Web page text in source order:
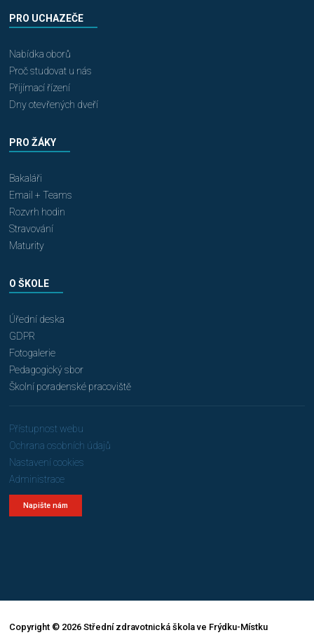
PRO UCHAZEČE
Nabídka oborů
Proč studovat u nás
Přijímací řízení
Dny otevřených dveří
PRO ŽÁKY
Bakaláři
Email + Teams
Rozvrh hodin
Stravování
Maturity
O ŠKOLE
Úřední deska
GDPR
Fotogalerie
Pedagogický sbor
Školní poradenské pracoviště
Přístupnost webu
Ochrana osobních údajů
Nastavení cookies
Administrace
Napište nám
Copyright © 2026 Střední zdravotnická škola ve Frýdku-Místku